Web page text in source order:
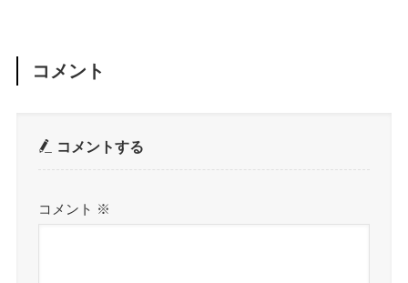
コメント
コメントする
コメント ※